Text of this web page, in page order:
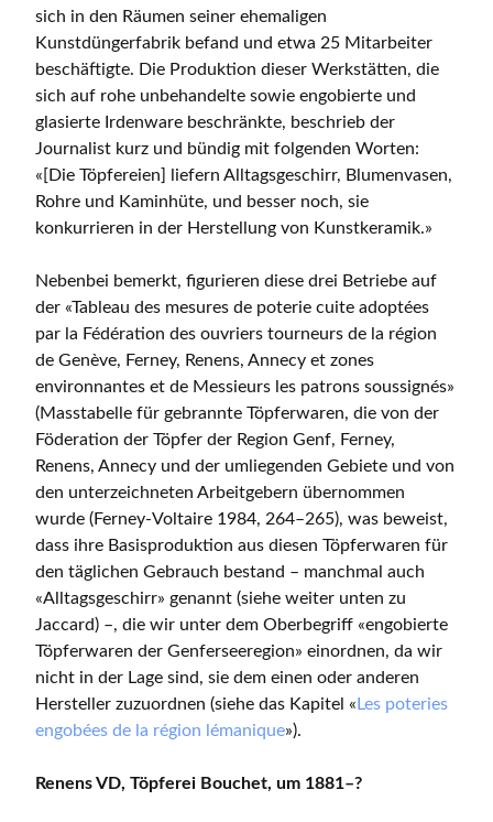
sich in den Räumen seiner ehemaligen
Kunstdüngerfabrik befand und etwa 25 Mitarbeiter
beschäftigte. Die Produktion dieser Werkstätten, die
sich auf rohe unbehandelte sowie engobierte und
glasierte Irdenware beschränkte, beschrieb der
Journalist kurz und bündig mit folgenden Worten:
«[Die Töpfereien] liefern Alltagsgeschirr, Blumenvasen,
Rohre und Kaminhüte, und besser noch, sie
konkurrieren in der Herstellung von Kunstkeramik.»
Nebenbei bemerkt, figurieren diese drei Betriebe auf
der «Tableau des mesures de poterie cuite adoptées
par la Fédération des ouvriers tourneurs de la région
de Genève, Ferney, Renens, Annecy et zones
environnantes et de Messieurs les patrons soussignés»
(Masstabelle für gebrannte Töpferwaren, die von der
Föderation der Töpfer der Region Genf, Ferney,
Renens, Annecy und der umliegenden Gebiete und von
den unterzeichneten Arbeitgebern übernommen
wurde (Ferney-Voltaire 1984, 264–265), was beweist,
dass ihre Basisproduktion aus diesen Töpferwaren für
den täglichen Gebrauch bestand – manchmal auch
«Alltagsgeschirr» genannt (siehe weiter unten zu
Jaccard) –, die wir unter dem Oberbegriff «engobierte
Töpferwaren der Genferseeregion» einordnen, da wir
nicht in der Lage sind, sie dem einen oder anderen
Hersteller zuzuordnen (siehe das Kapitel « Les poteries
engobées de la région lémanique»).
Renens VD, Töpferei Bouchet, um 1881–?